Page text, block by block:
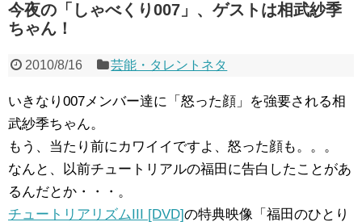
今夜の「しゃべくり007」、ゲストは相武紗季
ちゃん！
2010/8/16 芸能・タレントネタ
いきなり007メンバー達に「怒った顔」を強要される相
武紗季ちゃん。
もう、当たり前にカワイイですよ、怒った顔も。。。
なんと、以前チュートリアルの福田に告白したことがあ
るんだとか・・・。
チュートリアリズムIII [DVD]の特典映像「福田のひとり